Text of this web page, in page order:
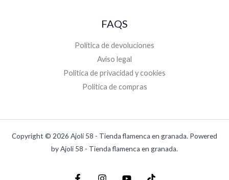
FAQS
Política de devoluciones
Aviso legal
Politica de privacidad y cookies
Politica de compras
Copyright © 2026 Ajoli 58 - Tienda flamenca en granada. Powered
by Ajoli 58 - Tienda flamenca en granada.